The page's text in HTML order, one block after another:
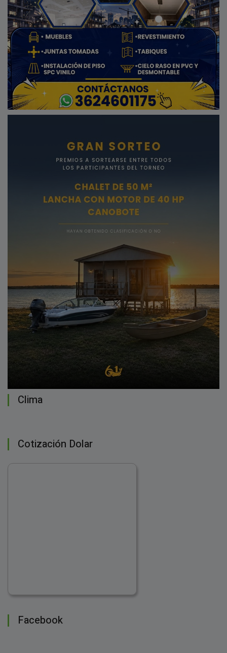
Clima
Cotización Dolar
Facebook